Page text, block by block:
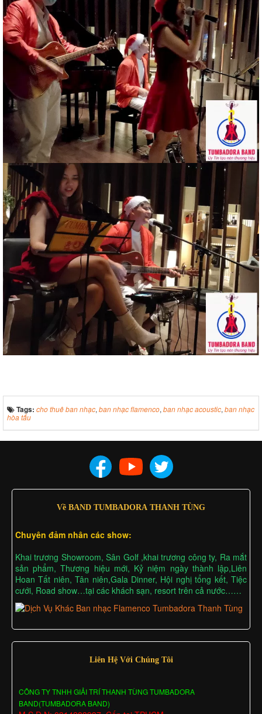
Tags: cho thuê ban nhạc, ban nhạc flamenco, ban nhạc acoustic, ban nhạc
hòa tấu
Về BAND TUMBADORA THANH TÙNG
Chuyên đảm nhân các show:
Khai trương Showroom, Sân Golf ,khai trương công ty, Ra mắt
sản phẩm, Thương hiệu mới, Kỷ niệm ngày thành lập,Liên
Hoan Tất niên, Tân niên,Gala Dinner, Hội nghị tổng kết, Tiệc
cưới, Road show…tại các khách sạn, resort trên cả nước……
Liên Hệ Với Chúng Tôi
CÔNG TY TNHH GIẢI TRÍ THANH TÙNG TUMBADORA
BAND(TUMBADORA BAND)